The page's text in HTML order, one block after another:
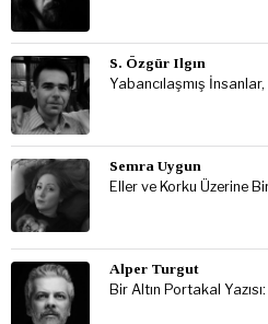
S. Özgür Ilgın
Yabancılaşmış
Semra Uygun
Eller ve Korku Üzerine
Alper Turgut
Bir Altın Portakal